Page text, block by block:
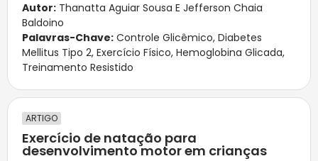
Autor: Thanatta Aguiar Sousa E Jefferson Chaia
Baldoino
Palavras-Chave: Controle Glicêmico, Diabetes
Mellitus Tipo 2, Exercício Físico, Hemoglobina Glicada,
Treinamento Resistido
ARTIGO
Exercício de natação para
desenvolvimento motor em crianças